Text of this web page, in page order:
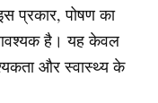
प्रकार, पोषण का
आवश्यक है। यह केवल
और स्वास्थ्य के